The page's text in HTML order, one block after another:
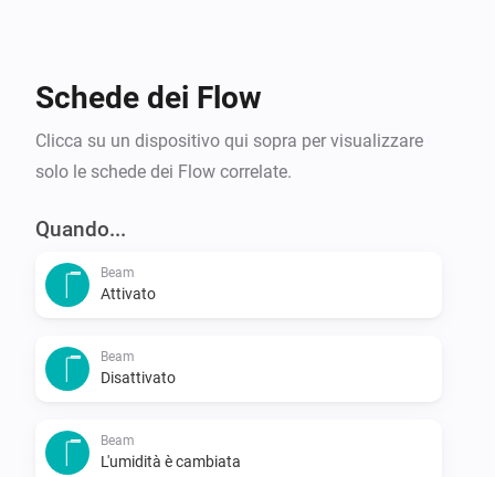
Schede dei Flow
Clicca su un dispositivo qui sopra per visualizzare
solo le schede dei Flow correlate.
Quando...
Beam
Attivato
Beam
Disattivato
Beam
L'umidità è cambiata